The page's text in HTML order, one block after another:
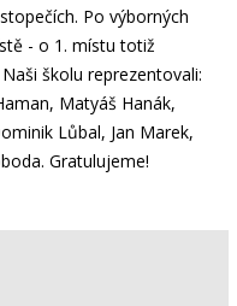
Po výborných
- o 1. místu totiž
školu reprezentovali:
Matyáš Hanák,
Lůbal, Jan Marek,
Gratulujeme!